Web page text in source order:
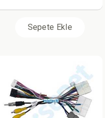
Sepete Ekle